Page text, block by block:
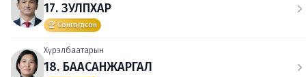
17. ЗУЛПХАР
🏆 Сонгогдсон
Хүрэлбаатарын
18. БААСАНЖАРГАЛ